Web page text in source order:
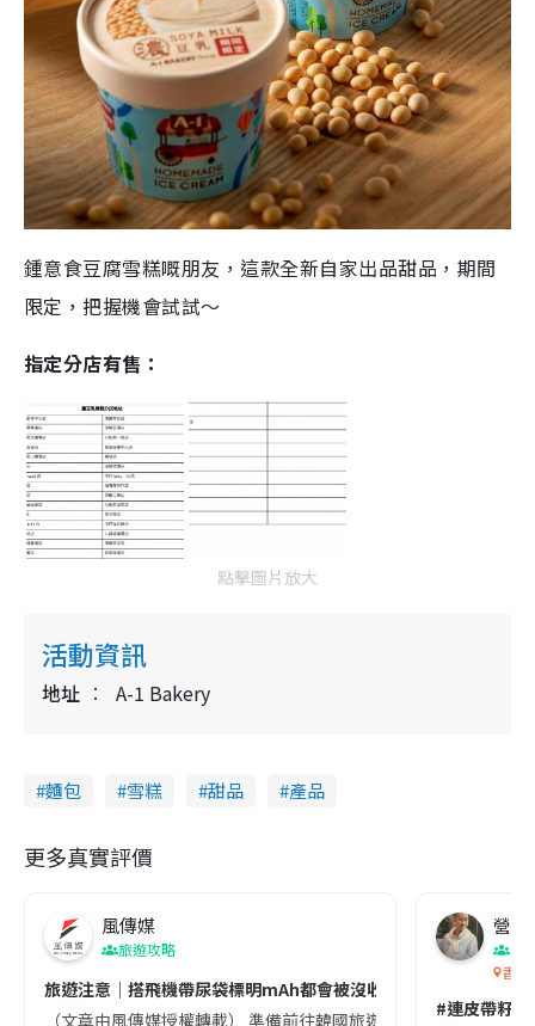
鍾意食豆腐雪糕嘅朋友，這款全新自家出品甜品，期間
限定，把握機會試試～
指定分店有售：
點擊圖片放大
活動資訊
地址 A-1 Bakery
麵包 雪糕 甜品 產品
更多真實評價
風傳媒
旅遊攻略
旅遊注意｜搭飛機帶尿袋標明mAh都會被沒收😱出發前切記檢查
（文章由風傳媒授權轉載） 準備前往韓國旅遊的民眾，近期要
營養
香港
#連皮帶籽